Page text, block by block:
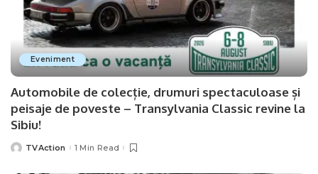
Eveniment
Automobile de colecție, drumuri spectaculoase și
peisaje de poveste – Transylvania Classic revine la
Sibiu!
PostedTVAction 1 Min Read